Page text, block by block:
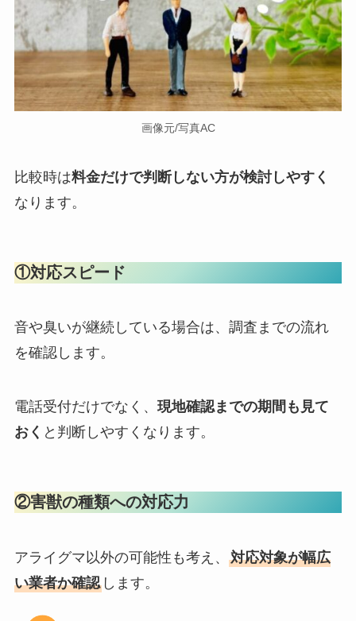
画像元/写真AC
比較時は料金だけで判断しない方が検討しやすく
なります。
①対応スピード
音や臭いが継続している場合は、調査までの流れ
を確認します。
電話受付だけでなく、 現地確認までの期間も見て
おく と判断しやすくなります。
②害獣の種類への対応力
アライグマ以外の可能性も考え、 対応対象が幅広
い業者か確認します。